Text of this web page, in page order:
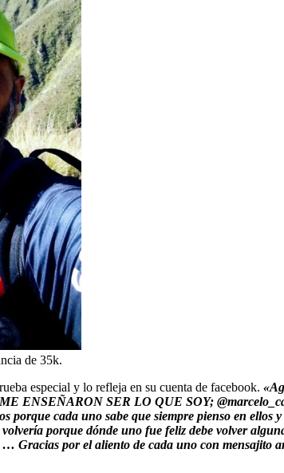
de 35k.
especial y lo refleja en su cuenta de facebook.
SER LO QUE SOY;
porque cada uno sabe que siempre pienso en
porque dónde uno fue feliz debe volver
Gracias por el aliento de cada uno con mensajito